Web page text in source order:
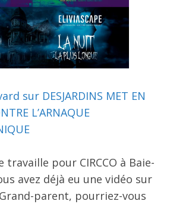
sur DESJARDINS MET EN
L’ARNAQUE
travaille pour CIRCCO à Baie-
avez déjà eu une vidéo sur
parent, pourriez-vous